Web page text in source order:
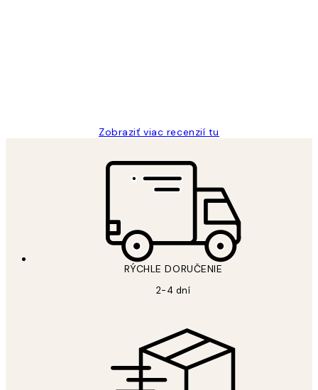
Zobraziť viac recenzií tu
RÝCHLE DORUČENIE
2-4 dní